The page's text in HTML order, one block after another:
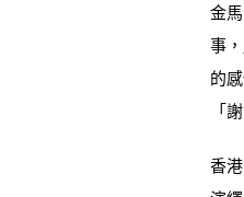
金
事
的
「
香